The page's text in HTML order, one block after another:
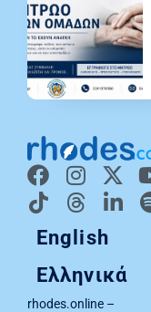
English
Ελληνικά
rhodes.online –